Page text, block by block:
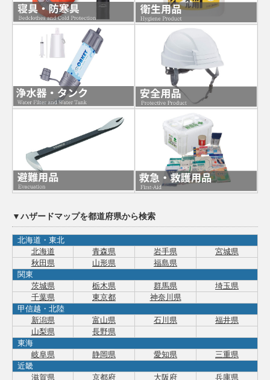
▼ハザードマップを都道府県から検索
北海道・東北
北海道
青森県 岩手県
宮城県
秋田県
山形県
福島県
関東
茨城県
栃木県 群馬県
埼玉県
千葉県
東京都
神奈川県
甲信越・北陸
新潟県
富山県 石川県
福井県
山梨県
長野県
東海
岐阜県
静岡県 愛知県
三重県
近畿
滋賀県
京都府 大阪府 兵庫県